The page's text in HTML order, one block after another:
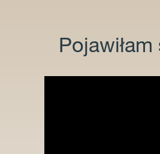
Pojawiłam